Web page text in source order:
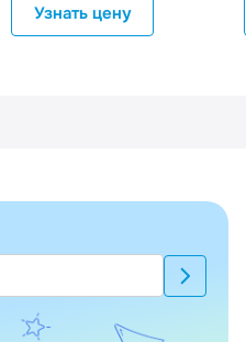
Узнать цену